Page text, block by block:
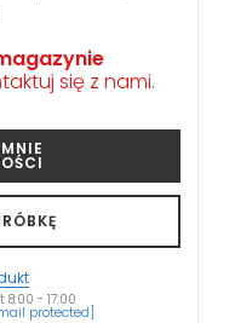
się z nami.
8:00 - 17:00
protected]